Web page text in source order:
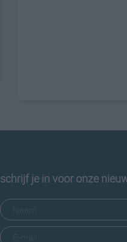
schrijf je in voor onze